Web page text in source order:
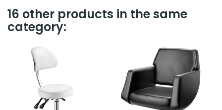
16 other products in the same
category: